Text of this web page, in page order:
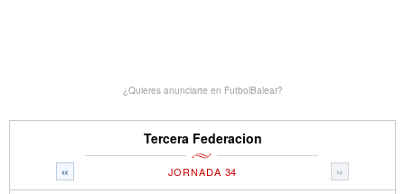
¿Quieres anunciarte en FutbolBalear?
Tercera Federacion
« »
JORNADA 34